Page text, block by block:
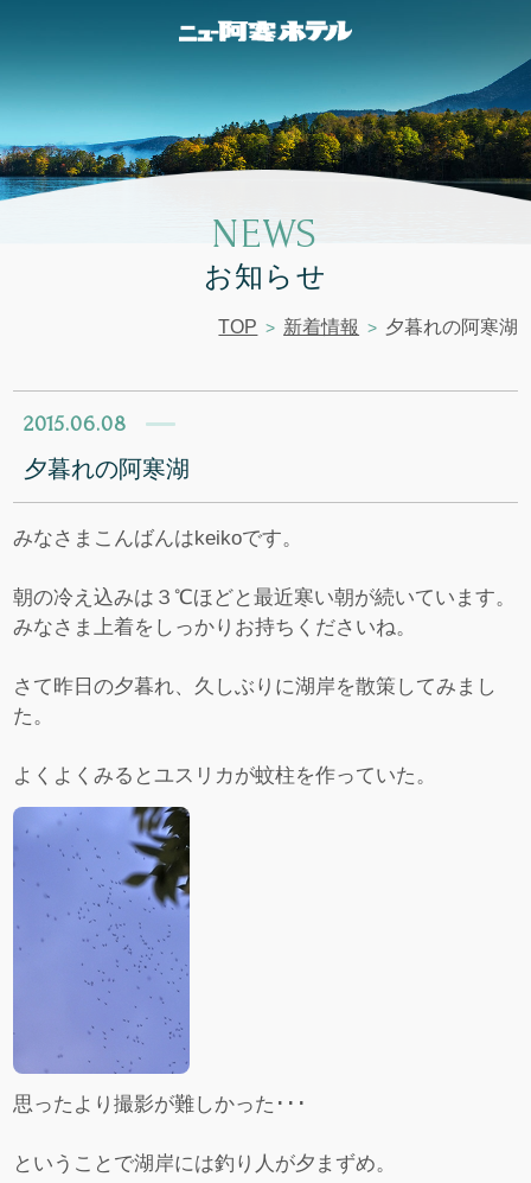
NEWS
お知らせ
TOP 新着情報 夕暮れの阿寒湖
2015.06.08
夕暮れの阿寒湖
みなさまこんばんはkeikoです。
朝の冷え込みは３℃ほどと最近寒い朝が続いています。
みなさま上着をしっかりお持ちくださいね。
さて昨日の夕暮れ、久しぶりに湖岸を散策してみまし
た。
よくよくみるとユスリカが蚊柱を作っていた。
思ったより撮影が難しかった･･･
ということで湖岸には釣り人が夕まずめ。